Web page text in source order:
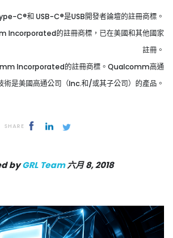
C®和 USB-C®是USB開發者論壇的註冊商標。
的註冊商標，已在美國和其他國家
註冊。
Incorporated的註冊商標。Qualcomm高通
術是美國高通公司（Inc.和/或其子公司）的產品。
SHARE
byGRL Team六月 8, 2018